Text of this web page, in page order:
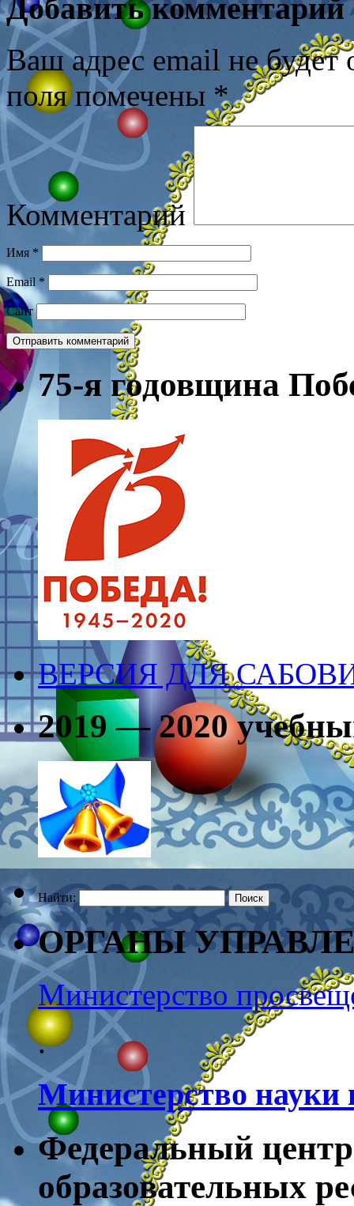
Добавить комментарий
Ваш адрес email не будет
поля помечены *
Комментарий
Имя *
Email *
Сайт
75-я годовщина
ВЕРСИЯ ДЛЯ
2019 — 2020
Найти:
ОРГАНЫ
Министерство
.
Министерство
Федеральный
образовательных